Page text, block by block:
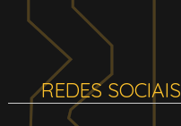
REDES SOCIAIS